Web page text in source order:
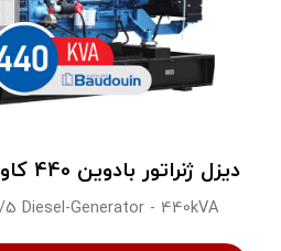
دیزل ژنراتور بادوین 440 کاوا مدل 6M21G440/5
5 Diesel-Generator - 440kVA